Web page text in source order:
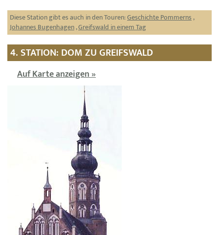
Diese Station gibt es auch in den Touren:Geschichte Pommerns,
Johannes Bugenhagen,Greifswald in einem Tag
4. STATION: DOM ZU GREIFSWALD
Auf Karte anzeigen »